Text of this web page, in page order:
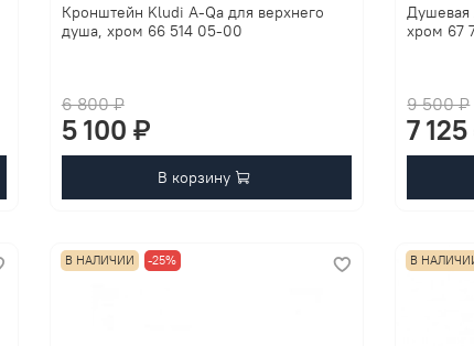
Кронштейн Kludi A-Qa для верхнего
душа, хром 66 514 05-00
6 800 ₽
5 100 ₽
В корзину
Душевая
хром 67
9 500 ₽
7
В НАЛИЧИИ -25% В